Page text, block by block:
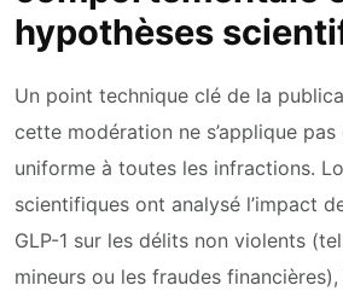
hypothèses
Un point technique clé de la
cette modération ne s’applique pas
uniforme à toutes les infractions.
scientifiques ont analysé l’impact
GLP-1 sur les délits non violents
mineurs ou les fraudes